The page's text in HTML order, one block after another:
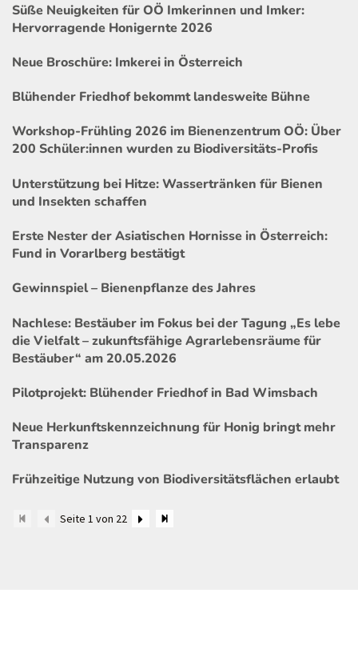
Süße Neuigkeiten für OÖ Imkerinnen und Imker:
Hervorragende Honigernte 2026
Neue Broschüre: Imkerei in Österreich
Blühender Friedhof bekommt landesweite Bühne
Workshop-Frühling 2026 im Bienenzentrum OÖ: Über
200 Schüler:innen wurden zu Biodiversitäts-Profis
Unterstützung bei Hitze: Wassertränken für Bienen
und Insekten schaffen
Erste Nester der Asiatischen Hornisse in Österreich:
Fund in Vorarlberg bestätigt
Gewinnspiel – Bienenpflanze des Jahres
Nachlese: Bestäuber im Fokus bei der Tagung „Es lebe
die Vielfalt – zukunftsfähige Agrarlebensräume für
Bestäuber“ am 20.05.2026
Pilotprojekt: Blühender Friedhof in Bad Wimsbach
Neue Herkunftskennzeichnung für Honig bringt mehr
Transparenz
Frühzeitige Nutzung von Biodiversitätsflächen erlaubt
Seite 1 von 22